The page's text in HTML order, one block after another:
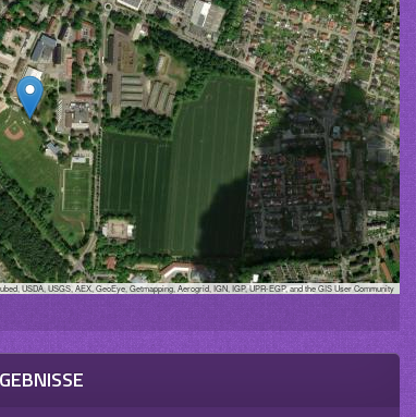
USDA, USGS, AEX, GeoEye, Getmapping, Aerogrid, IGN, IGP, UPR-EGP, and the GIS User Community